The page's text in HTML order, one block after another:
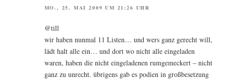
MO., 25. MAI 2009 UM 21:26 UHR
@till
wir haben nun­mal 11 Lis­ten… und wers ganz gerecht will,
lädt halt alle ein… und dort wo nicht alle ein­ge­la­den
waren, haben die nicht ein­ge­la­de­nen rum­ge­me­ckert – nicht
ganz zu unrecht. übri­gens gab es podi­en in groß­be­set­zung